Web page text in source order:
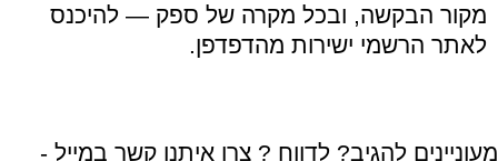
מקור הבקשה, ובכל מקרה של ספק — להיכנס
לאתר הרשמי ישירות מהדפדפן.
מעוניינים להגיב? לדווח ? צרו איתנו קשר במייל -